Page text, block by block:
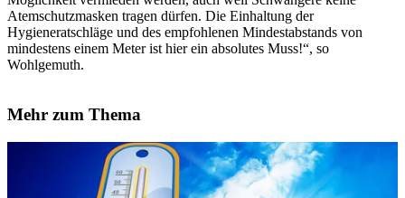
Atemschutzmasken tragen dürfen. Die Einhaltung der
Hygieneratschläge und des empfohlenen Mindestabstands von
mindestens einem Meter ist hier ein absolutes Muss!“, so
Wohlgemuth.
Mehr zum Thema